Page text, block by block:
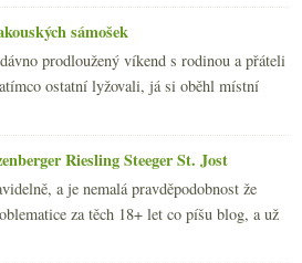
sámošek
prodloužený víkend s rodinou a přáteli
ostatní lyžovali, já si oběhl místní
Riesling Steeger St. Jost
a je nemalá pravděpodobnost že
za těch 18+ let co píšu blog, a už